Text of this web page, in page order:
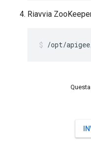
Riavvia
/opt/